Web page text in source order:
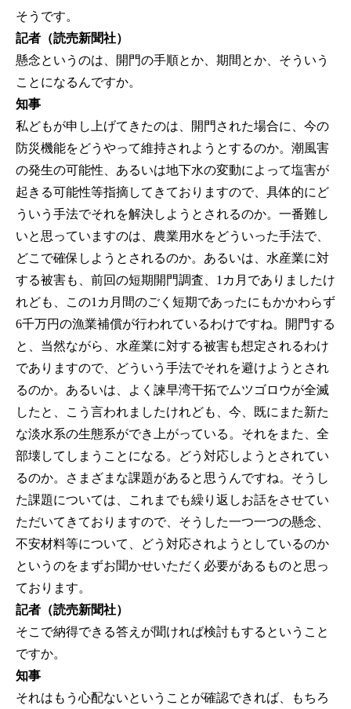
そうです。
記者（読売新聞社）
懸念というのは、開門の手順とか、期間とか、そういう
ことになるんですか。
知事
私どもが申し上げてきたのは、開門された場合に、今の
防災機能をどうやって維持されようとするのか。潮風害
の発生の可能性、あるいは地下水の変動によって塩害が
起きる可能性等指摘してきておりますので、具体的にど
ういう手法でそれを解決しようとされるのか。一番難し
いと思っていますのは、農業用水をどういった手法で、
どこで確保しようとされるのか。あるいは、水産業に対
する被害も、前回の短期開門調査、1カ月でありましたけ
れども、この1カ月間のごく短期であったにもかかわらず
6千万円の漁業補償が行われているわけですね。開門する
と、当然ながら、水産業に対する被害も想定されるわけ
でありますので、どういう手法でそれを避けようとされ
るのか。あるいは、よく諫早湾干拓でムツゴロウが全滅
したと、こう言われましたけれども、今、既にまた新た
な淡水系の生態系ができ上がっている。それをまた、全
部壊してしまうことになる。どう対応しようとされてい
るのか。さまざまな課題があると思うんですね。そうし
た課題については、これまでも繰り返しお話をさせてい
ただいてきておりますので、そうした一つ一つの懸念、
不安材料等について、どう対応されようとしているのか
というのをまずお聞かせいただく必要があるものと思っ
ております。
記者（読売新聞社）
そこで納得できる答えが聞ければ検討もするということ
ですか。
知事
それはもう心配ないということが確認できれば、もちろ